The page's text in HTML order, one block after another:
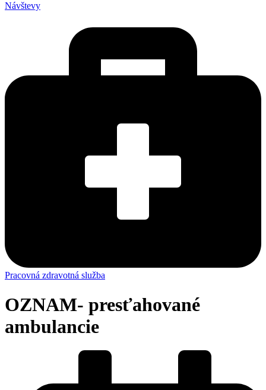
Návštevy
Pracovná zdravotná služba
OZNAM- presťahované
ambulancie